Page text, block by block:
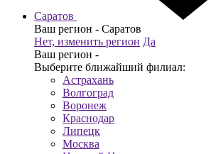
Саратов
Ваш регион - Саратов
Нет, изменить регион Да
Ваш регион -
Выберите ближайший филиал:
Астрахань
Волгоград
Воронеж
Краснодар
Липецк
Москва